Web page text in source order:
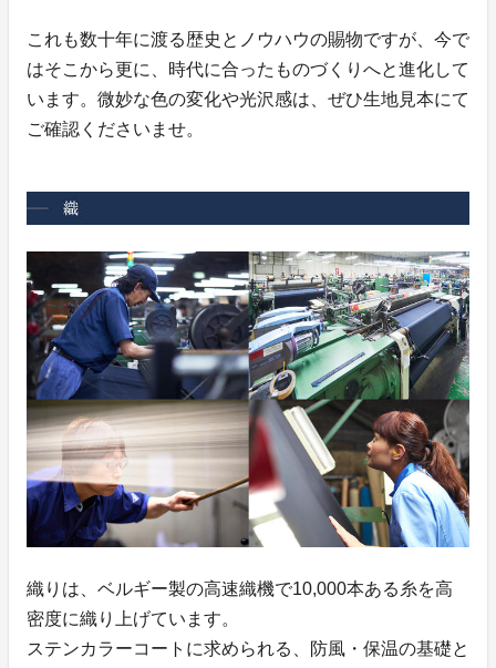
これも数十年に渡る歴史とノウハウの賜物ですが、今で
はそこから更に、時代に合ったものづくりへと進化して
います。微妙な色の変化や光沢感は、ぜひ生地見本にて
ご確認くださいませ。
織りは、ベルギー製の高速織機で10,000本ある糸を高
密度に織り上げています。
ステンカラーコートに求められる、防風・保温の基礎と